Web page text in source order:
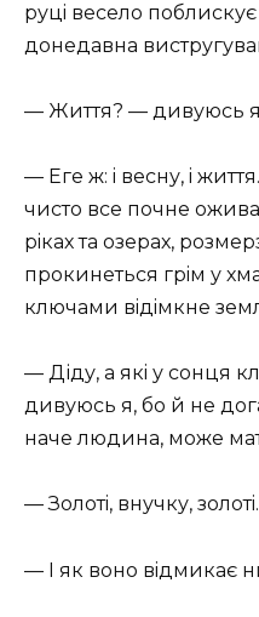
руцi весело
донедавна
— Життя? — дивуюсь
— Еге ж: i весну, i
чисто все почне
рiках та озерах,
прокинеться грiм у
ключами вiдiмкне
— Діду, а якi у сонця
дивуюсь я, бо й не
наче людина, може
— Золотi, внучку, золотi.
— I як воно вiдмикає